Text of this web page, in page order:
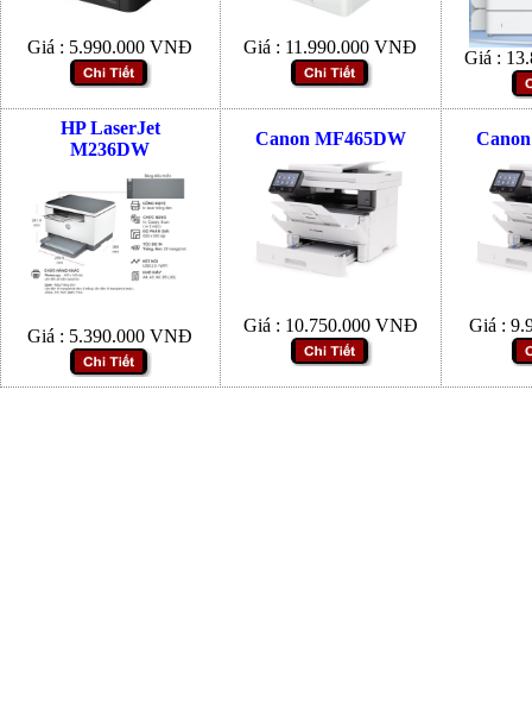
Giá : 5.990.000 VNĐ Giá : 11.990.000 VNĐ
Giá :
HP LaserJet
M236DW
Giá : 5.390.000 VNĐ
Canon MF465DW
Giá : 10.750.000 VNĐ Giá :